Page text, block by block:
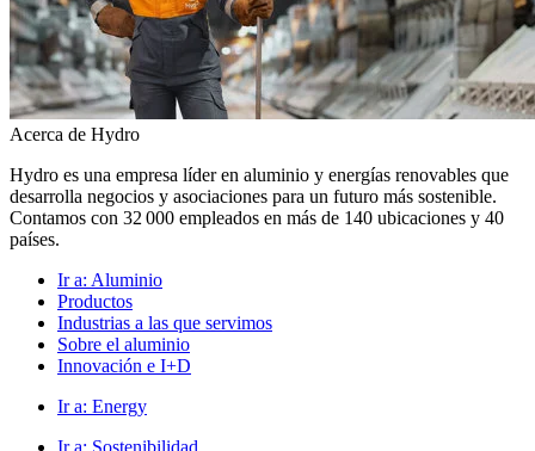
Acerca de Hydro
Hydro es una empresa líder en aluminio y energías renovables que
desarrolla negocios y asociaciones para un futuro más sostenible.
Contamos con 32 000 empleados en más de 140 ubicaciones y 40
países.
Ir a: Aluminio
Productos
Industrias a las que servimos
Sobre el aluminio
Innovación e I+D
Ir a: Energy
Ir a: Sostenibilidad